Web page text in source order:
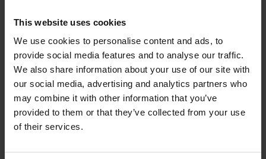
This website uses cookies
We use cookies to personalise content and ads, to
provide social media features and to analyse our traffic.
We also share information about your use of our site with
our social media, advertising and analytics partners who
may combine it with other information that you’ve
provided to them or that they’ve collected from your use
of their services.
3+1 ZDARMA
5
Brazilky Sand
799 Kč
3+1 ZDARMA
Brazilky Delicate Flower
3+1 ZDARMA